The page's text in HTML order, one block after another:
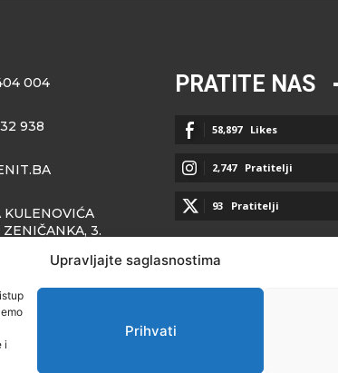
Upravljajte saglasnostima
i
Prihvati
004
938
KULENOVIĆA
ZENIČANKA, 3.
PRATITE NAS
58,897 Likes
2,747 Pratitelji
93 Pratitelji